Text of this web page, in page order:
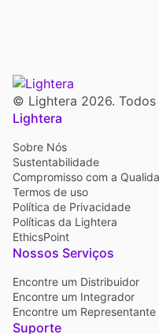
© Lightera 2026.
Lightera
Sobre Nós
Sustentabilidade
Compromisso com a
Termos de uso
Política de Privacidade
Políticas da Lightera
EthicsPoint
Nossos Serviços
Encontre um Distribuidor
Encontre um Integrador
Encontre um
Suporte